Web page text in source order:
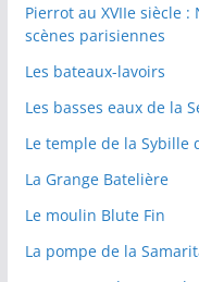
Pierrot au XVIIe siècle :
scènes parisiennes
Les bateaux-lavoirs
Les basses eaux de la
Le temple de la Sybille
La Grange Batelière
Le moulin Blute Fin
La pompe de la